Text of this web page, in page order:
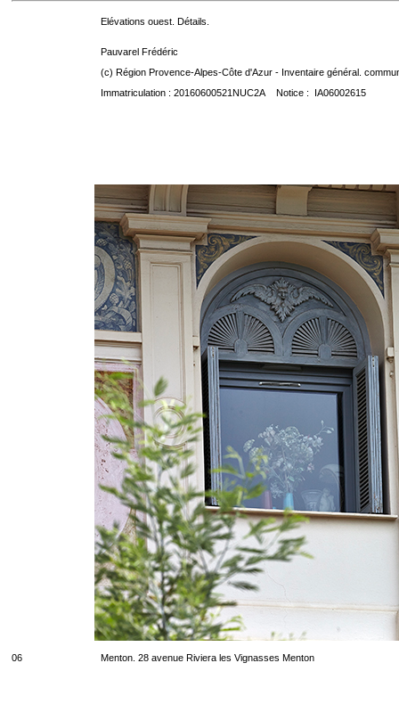
Elévations ouest. Détails.
Pauvarel Frédéric
(c) Région Provence-Alpes-Côte d'Azur - Inventaire général.
Immatriculation : 20160600521NUC2A Notice : IA06002615
06 Menton. 28 avenue Riviera les Vignasses Menton